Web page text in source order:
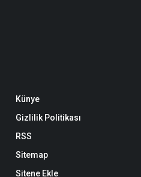
Künye
Gizlilik Politikası
RSS
Sitemap
Sitene Ekle